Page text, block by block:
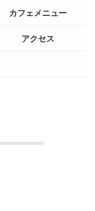
カフェメニュー
アクセス